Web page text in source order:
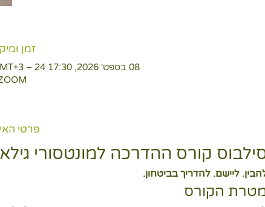
זמן
08 בספט׳ 2026, 17:30 GMT‎+3‎ – 24 בנוב׳ 2026, 18:45 GMT‎+2‎
פרטי
קורס ההדרכה למונטסורי גילאי 0-
ליישם. להדריך בביטחון.
הקורס